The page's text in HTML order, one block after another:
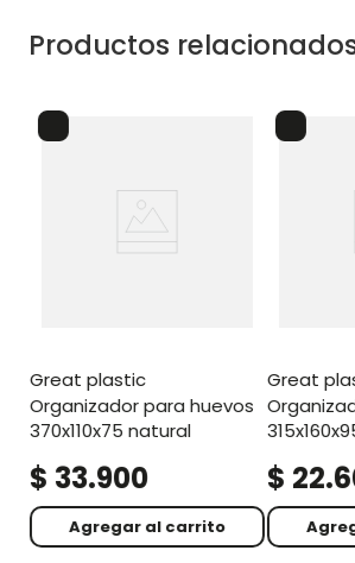
Productos
great plastic
organizador para huevos
370x110x75 natural
$ 33.900
Agregar al carrito
great
organizador para nevera
$ 22.